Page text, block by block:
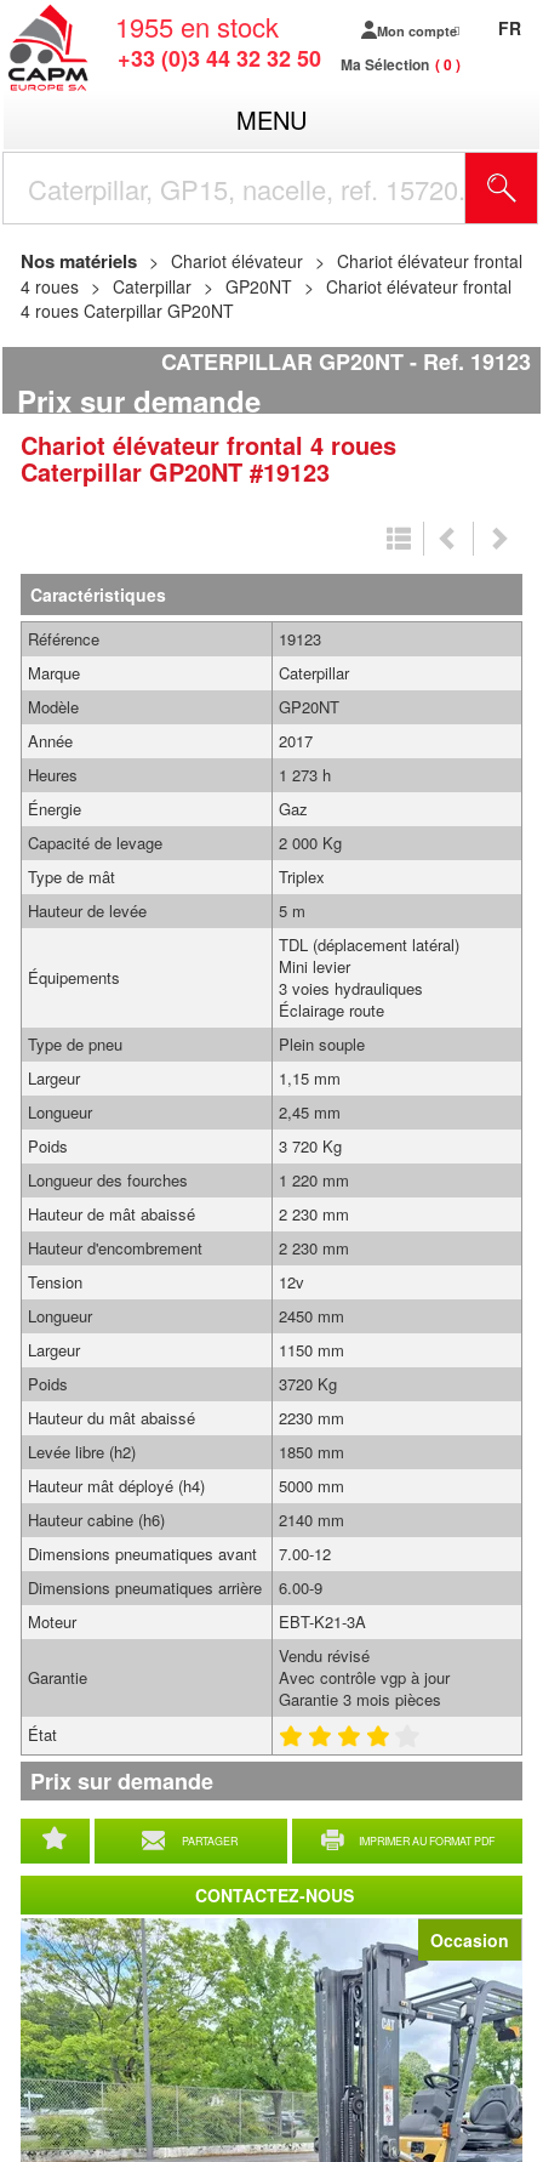
1955 en stock
+33 (0)3 44 32 32 50
Mon compte
Ma Sélection 0
FR
MENU
Nos matériels Chariot élévateur
Chariot élévateur frontal
4 roues
Caterpillar GP20NT
Chariot élévateur frontal
4 roues Caterpillar GP20NT
CATERPILLAR GP20NT Ref. 19123
Prix sur demande
Chariot élévateur frontal 4 roues
Caterpillar GP20NT #19123
Occasion
Caractéristiques
PARTAGER IMPRIMER AU FORMAT PDF
Référence
19123
Marque
Caterpillar
Modèle
GP20NT
Année
2017
Heures
1 273 h
Énergie
Gaz
Capacité de levage
2 000 Kg
Type de mât
Triplex
Hauteur de levée
5 m
Équipements
TDL (déplacement latéral)
Mini levier
3 voies hydrauliques
Éclairage route
Type de pneu
Plein souple
Largeur
1,15 mm
Longueur
2,45 mm
Poids
3 720 Kg
Longueur des fourches
1 220 mm
Hauteur de mât abaissé
2 230 mm
Hauteur d'encombrement
2 230 mm
Tension
12v
Longueur
2450 mm
Largeur
1150 mm
Poids
3720 Kg
Hauteur du mât abaissé
2230 mm
Levée libre (h2)
1850 mm
Hauteur mât déployé (h4)
5000 mm
Hauteur cabine (h6)
2140 mm
Dimensions pneumatiques avant
7.00-12
Dimensions pneumatiques arrière
6.00-9
Moteur
EBT-K21-3A
Garantie
Vendu révisé
Avec contrôle vgp à jour
Garantie 3 mois pièces
État
Prix sur demande
CONTACTEZ-NOUS